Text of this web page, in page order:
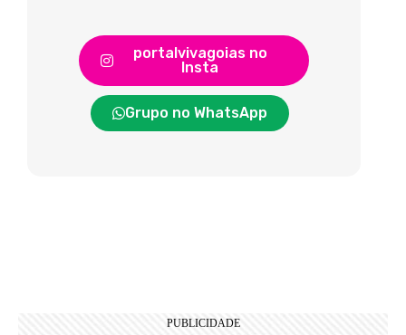
portalvivagoias no
Insta
Grupo no WhatsApp